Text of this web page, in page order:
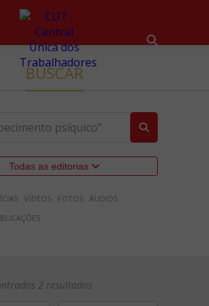
BUSCAR
Todas as editorias
VÍDEOS FOTOS ÁUDIOS
2 resultados